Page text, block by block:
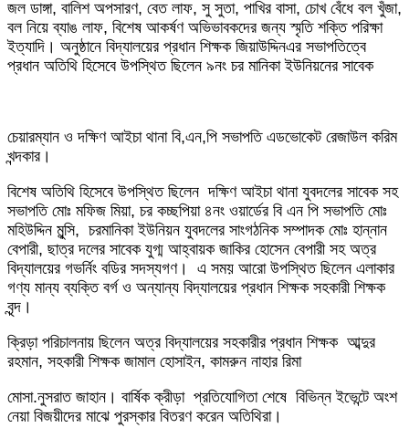
জল ডাঙ্গা, বালিশ অপসারণ, বেত লাফ, সু সুতা, পাখির বাসা, চোখ বেঁধে বল খুঁজা,
বল নিয়ে ব্যাঙ লাফ, বিশেষ আকর্ষণ অভিভাবকদের জন্য স্মৃতি শক্তি পরিক্ষা
ইত্যাদি। অনুষ্ঠানে বিদ্যালয়ের প্রধান শিক্ষক জিয়াউদ্দিনএর সভাপতিত্বে
প্রধান অতিথি হিসেবে উপস্থিত ছিলেন ৯নং চর মানিকা ইউনিয়নের সাবেক
চেয়ারম্যান ও দক্ষিণ আইচা থানা বি,এন,পি সভাপতি এডভোকেট রেজাউল করিম
খন্দকার।
বিশেষ অতিথি হিসেবে উপস্থিত ছিলেন দক্ষিণ আইচা থানা যুবদলের সাবেক সহ
সভাপতি মোঃ মফিজ মিয়া, চর কচ্ছপিয়া ৪নং ওয়ার্ডের বি এন পি সভাপতি মোঃ
মহিউদ্দিন মুন্সি, চরমানিকা ইউনিয়ন যুবদলের সাংগঠনিক সম্পাদক মোঃ হান্নান
বেপারী, ছাত্র দলের সাবেক যুগ্ম আহ্বায়ক জাকির হোসেন বেপারী সহ অত্র
বিদ্যালয়ের গভর্নিং বডির সদস্যগণ। এ সময় আরো উপস্থিত ছিলেন এলাকার
গণ্য মান্য ব্যক্তি বর্গ ও অন্যান্য বিদ্যালয়ের প্রধান শিক্ষক সহকারী শিক্ষক
বৃন্দ।
ক্রিড়া পরিচালনায় ছিলেন অত্র বিদ্যালয়ের সহকারীর প্রধান শিক্ষক আব্দুর
রহমান, সহকারী শিক্ষক জামাল হোসাইন, কামরুন নাহার রিমা
মোসা.নুসরাত জাহান। বার্ষিক ক্রীড়া প্রতিযোগিতা শেষে বিভিন্ন ইভেন্টে অংশ
নেয়া বিজয়ীদের মাঝে পুরস্কার বিতরণ করেন অতিথিরা।